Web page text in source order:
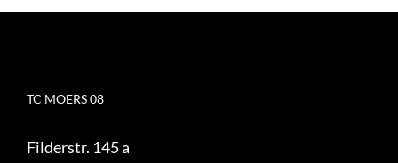
TC MOERS 08
Filderstr. 145 a